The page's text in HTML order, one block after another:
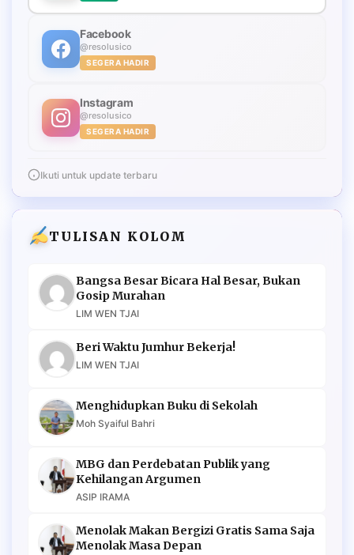
Facebook
@resolusico
SEGERA HADIR
Instagram
@resolusico
SEGERA HADIR
Ikuti untuk update terbaru
TULISAN KOLOM
Bangsa Besar Bicara Hal Besar, Bukan
Gosip Murahan
LIM WEN TJAI
Beri Waktu Jumhur Bekerja!
LIM WEN TJAI
Menghidupkan Buku di Sekolah
Moh Syaiful Bahri
MBG dan Perdebatan Publik yang
Kehilangan Argumen
ASIP IRAMA
Menolak Makan Bergizi Gratis Sama Saja
Menolak Masa Depan